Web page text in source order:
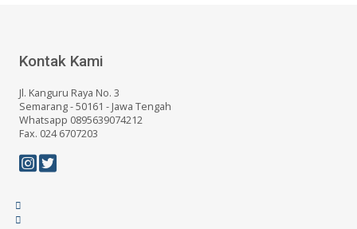
Kontak Kami
Jl. Kanguru Raya No. 3
Semarang - 50161 - Jawa Tengah
Whatsapp 0895639074212
Fax. 024 6707203